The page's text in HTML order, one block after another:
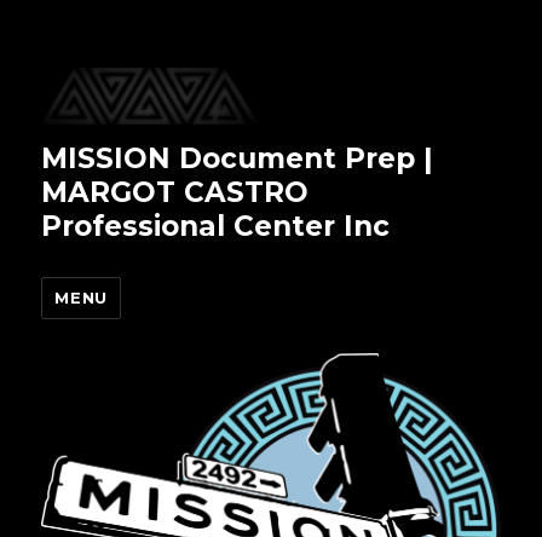
MISSION Document Prep |
MARGOT CASTRO
Professional Center Inc
MENU